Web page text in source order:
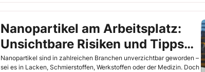
Nanopartikel am Arbeitsplatz:
Unsichtbare Risiken und Tipps
für den sicheren Umgang
Nanopartikel sind in zahlreichen Branchen unverzichtbar geworden –
sei es in Lacken, Schmierstoffen, Werkstoffen oder der Medizin. Doch